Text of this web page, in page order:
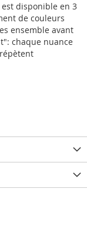
est disponible en 3
de couleurs
ensemble avant
chaque nuance